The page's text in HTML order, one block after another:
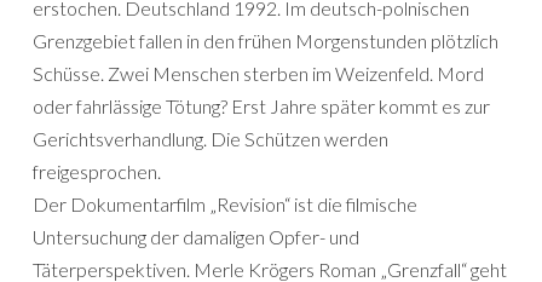
erstochen. Deutschland 1992. Im deutsch-polnischen
Grenzgebiet fallen in den frühen Morgenstunden plötzlich
Schüsse. Zwei Menschen sterben im Weizenfeld. Mord
oder fahrlässige Tötung? Erst Jahre später kommt es zur
Gerichtsverhandlung. Die Schützen werden
freigesprochen.
Der Dokumentarfilm „Revision“ ist die filmische
Untersuchung der damaligen Opfer- und
Täterperspektiven. Merle Krögers Roman „Grenzfall“ geht